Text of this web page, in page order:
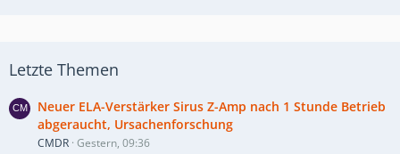
Letzte Themen
Neuer ELA-Verstärker Sirus Z-Amp nach 1 Stunde Betrieb
abgeraucht, Ursachenforschung
CMDR Gestern, 09:36